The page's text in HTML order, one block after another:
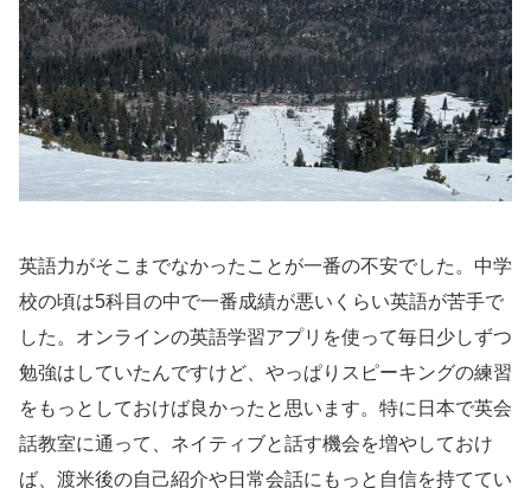
英語力がそこまでなかったことが一番の不安でした。中学
校の頃は5科目の中で一番成績が悪いくらい英語が苦手で
した。オンラインの英語学習アプリを使って毎日少しずつ
勉強はしていたんですけど、やっぱりスピーキングの練習
をもっとしておけば良かったと思います。特に日本で英会
話教室に通って、ネイティブと話す機会を増やしておけ
ば、渡米後の自己紹介や日常会話にもっと自信を持ててい